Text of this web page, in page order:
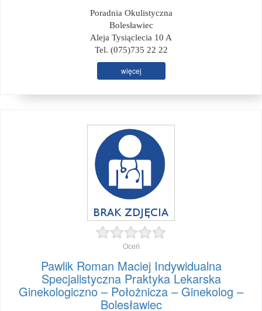
Poradnia Okulistyczna
Bolesławiec
Aleja Tysiąclecia 10 A
Tel. (075)735 22 22
więcej
Oceń
Pawlik Roman Maciej Indywidualna
Specjalistyczna Praktyka Lekarska
Ginekologiczno – Położnicza – Ginekolog –
Bolesławiec